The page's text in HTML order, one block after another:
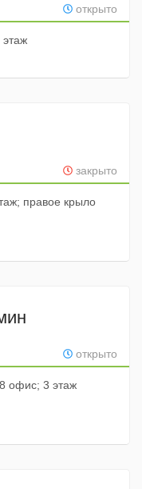
открыто
закрыто
правое крыло
открыто
офис; 3 этаж